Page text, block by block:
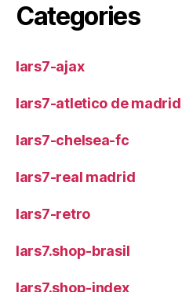
Categories
lars7-ajax
lars7-atletico de madrid
lars7-chelsea-fc
lars7-real madrid
lars7-retro
lars7.shop-brasil
lars7.shop-index